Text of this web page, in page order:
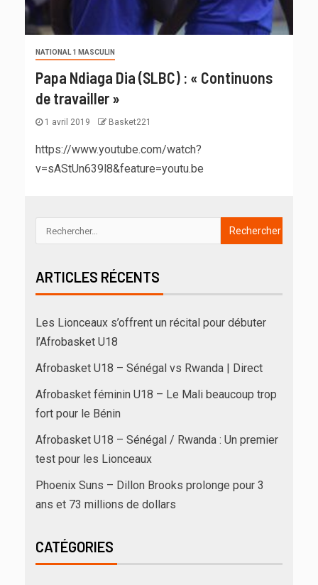
NATIONAL 1 MASCULIN
Papa Ndiaga Dia (SLBC) : « Continuons
de travailler »
1 avril 2019 Basket221
https://www.youtube.com/watch?
v=sAStUn639l8&feature=youtu.be
ARTICLES RÉCENTS
Les Lionceaux s’offrent un récital pour débuter
l’Afrobasket U18
Afrobasket U18 – Sénégal vs Rwanda | Direct
Afrobasket féminin U18 – Le Mali beaucoup trop
fort pour le Bénin
Afrobasket U18 – Sénégal / Rwanda : Un premier
test pour les Lionceaux
Phoenix Suns – Dillon Brooks prolonge pour 3
ans et 73 millions de dollars
CATÉGORIES